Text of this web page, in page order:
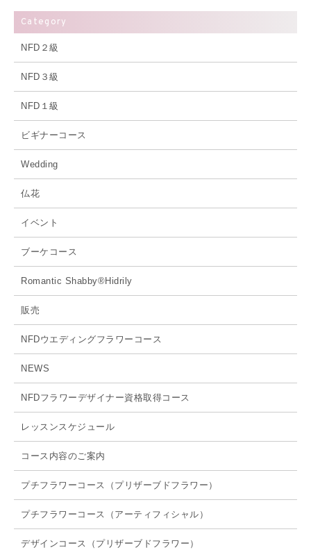
Category
NFD２級
NFD３級
NFD１級
ビギナーコース
Wedding
仏花
イベント
ブーケコース
Romantic Shabby®Hidrily
販売
NFDウエディングフラワーコース
NEWS
NFDフラワーデザイナー資格取得コース
レッスンスケジュール
コース内容のご案内
プチフラワーコース（プリザーブドフラワー）
プチフラワーコース（アーティフィシャル）
デザインコース（プリザーブドフラワー）